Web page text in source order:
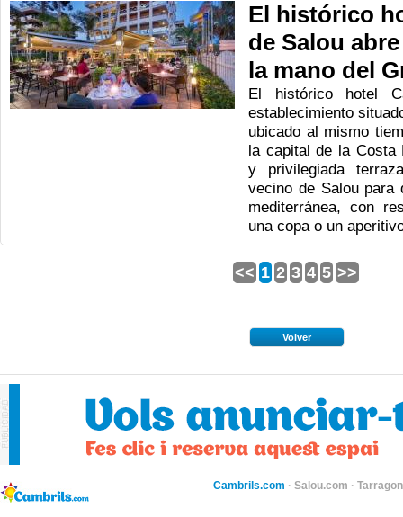
El histórico
de Salou
la mano del
El histórico hotel
establecimiento
ubicado al mismo
la capital de la Costa
y privilegiada
vecino de Salou
mediterránea, con
una copa o un
<< 1 2 3 4 5 >>
Volver
Cambrils.com · Salou.com ·